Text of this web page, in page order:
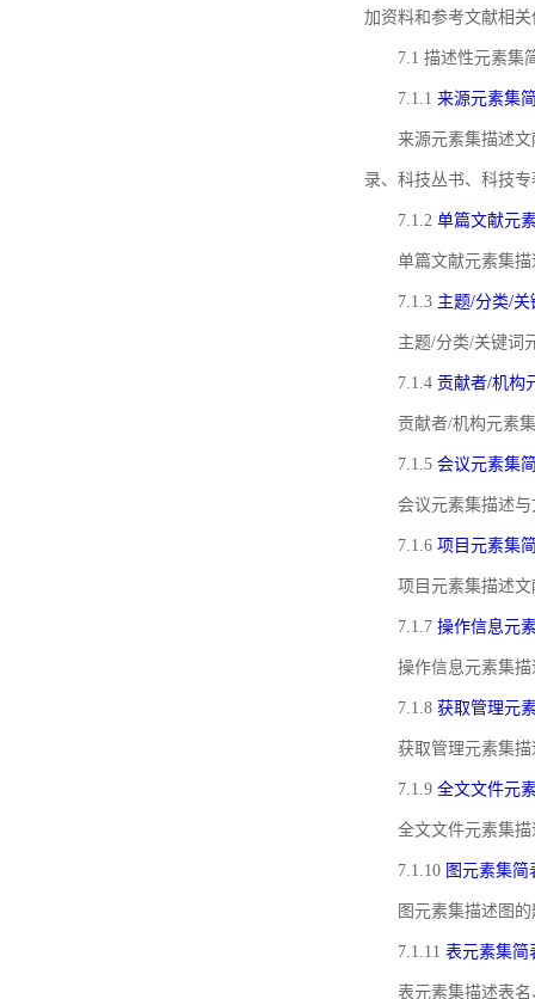
加资料和参考文献相
7.1 描述性元素集
7.1.1 来源元素集
来源元素集描述
录、科技丛书、科技
7.1.2 单篇文献元
单篇文献元素集
7.1.3 主题/分类/
主题/分类/关键词
7.1.4 贡献者/机构
贡献者/机构元素
7.1.5 会议元素集
会议元素集描述
7.1.6 项目元素集
项目元素集描述
7.1.7 操作信息元
操作信息元素集
7.1.8 获取管理元
获取管理元素集
7.1.9 全文文件元
全文文件元素集
7.1.10 图元素集简
图元素集描述图
7.1.11 表元素集简
表元素集描述表